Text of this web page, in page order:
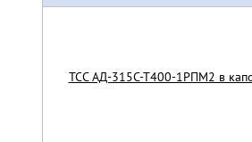
TCC АД-315С-Т400-1РПМ2 в